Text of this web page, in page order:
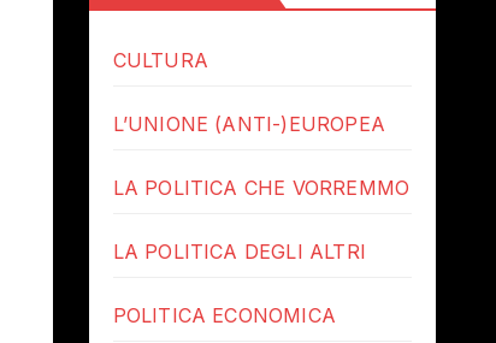
CULTURA
L’UNIONE (ANTI-)EUROPEA
LA POLITICA CHE VORREMMO
LA POLITICA DEGLI ALTRI
POLITICA ECONOMICA